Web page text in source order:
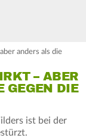
anders als die
– ABER
GEGEN DIE
ist bei der